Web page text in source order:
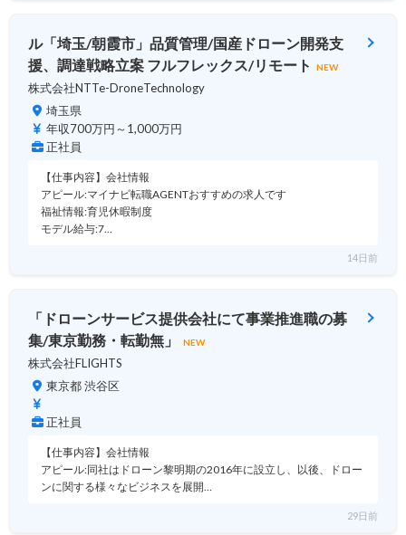
ル「埼玉/朝霞市」品質管理/国産ドローン開発支
援、調達戦略立案 フルフレックス/リモート
NEW
株式会社NTTe-DroneTechnology
埼玉県
年収700万円～1,000万円
正社員
【仕事内容】会社情報
アピール:マイナビ転職AGENTおすすめの求人です
福祉情報:育児休暇制度
モデル給与:7…
14日前
「ドローンサービス提供会社にて事業推進職の募
集/東京勤務・転勤無」
NEW
株式会社FLIGHTS
東京都 渋谷区
正社員
【仕事内容】会社情報
アピール:同社はドローン黎明期の2016年に設立し、以後、ドロー
ンに関する様々なビジネスを展開…
29日前